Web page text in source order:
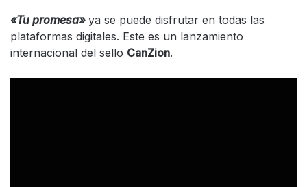
«Tu promesa» ya se puede disfrutar en todas las
plataformas digitales. Este es un lanzamiento
internacional del sello CanZion.